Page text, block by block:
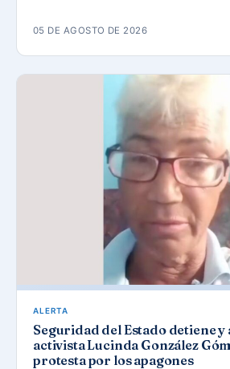
05 DE AGOSTO DE 2026
ALERTA
Seguridad del Estado detiene y
activista Lucinda González
protesta por los apagones